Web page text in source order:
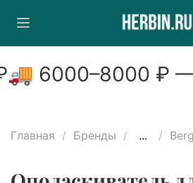
6000–8000₽ —
Главная Бренды ...